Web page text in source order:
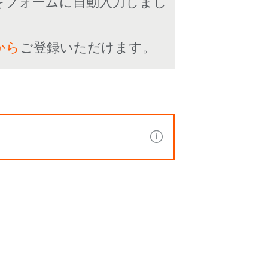
ら ご登録いただけます。